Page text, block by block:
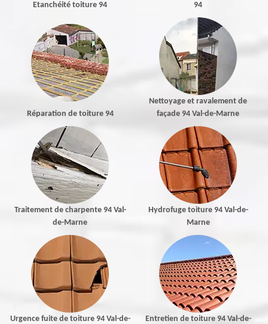
Etanchéité toiture 94
94
Réparation de toiture 94
Nettoyage et ravalement de
façade 94 Val-de-Marne
Traitement de charpente 94 Val-
de-Marne
Hydrofuge toiture 94 Val-de-
Marne
Urgence fuite de toiture 94 Val-de-
Entretien de toiture 94 Val-de-